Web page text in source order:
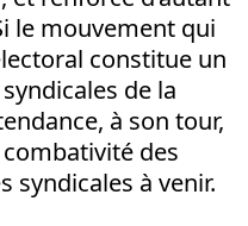
le mouvement qui
constitue un
de la
à son tour,
des
syndicales à venir.